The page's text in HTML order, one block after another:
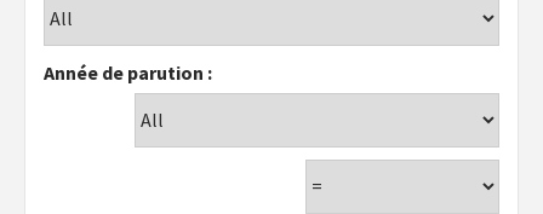
Année de parution :